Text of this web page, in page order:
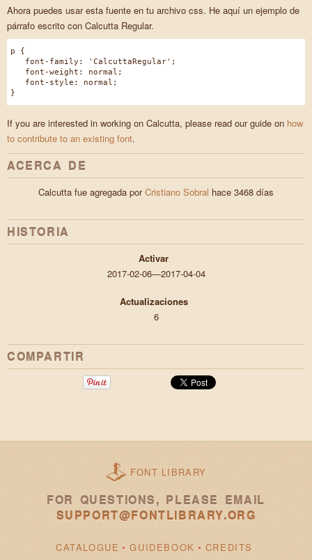
Ahora puedes usar esta fuente en tu archivo css. He aquí un ejemplo de
párrafo escrito con Calcutta Regular.
p {
font-family: 'CalcuttaRegular';
font-weight: normal;
font-style: normal;
}
If you are interested in working on Calcutta, please read our guide on how
to contribute to an existing font.
ACERCA DE
Calcutta fue agregada porCristiano Sobral hace 3468 días
HISTORIA
Activar
2017-02-06—2017-04-04
Actualizaciones
6
COMPARTIR
FONT LIBRARY
FOR QUESTIONS, PLEASE EMAIL
SUPPORT@FONTLIBRARY.ORG
CATALOGUE GUIDEBOOK
CREDITS